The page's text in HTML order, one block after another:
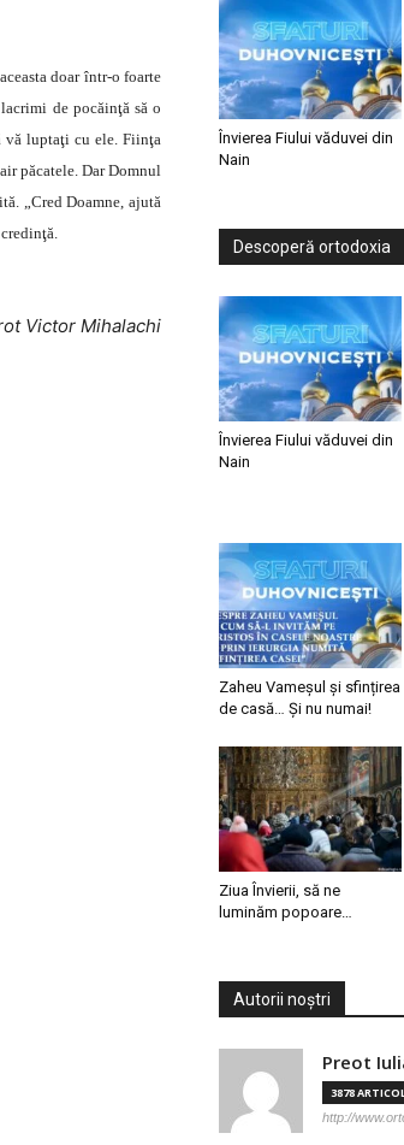
doar într-o foarte
de pocăinţă să o
vă luptaţi cu ele. Fiinţa
păcatele. Dar Domnul
„Cred Doamne, ajută
Victor Mihalachi
Învierea Fiului văduvei din
Nain
Descoperă ortodoxia
Învierea Fiului văduvei din
Nain
Zaheu Vameșul și sfințirea
de casă… Și nu numai!
Ziua Învierii, să ne
luminăm popoare…
Autorii noștri
Preot
3878
http://